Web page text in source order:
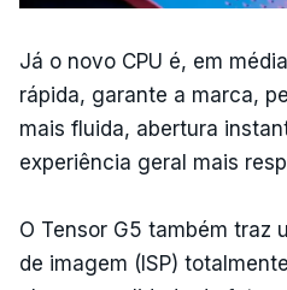
Já o novo CPU é, em
rápida, garante a marca,
mais fluida, abertura
experiência geral mais
O Tensor G5 também traz
de imagem (ISP)